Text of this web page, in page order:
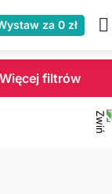
za 0 zł
Więcej filtrów